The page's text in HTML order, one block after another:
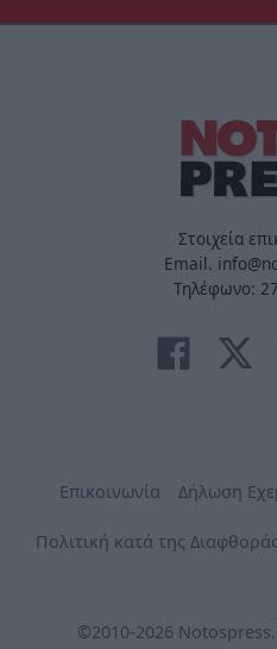
Στοιχεία
Email.
Τηλέφωνο:
Επικοινωνία Δήλωση
Πολιτική κατά της Διαφθοράς
©2010-2026